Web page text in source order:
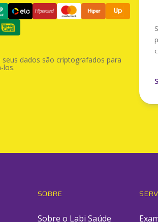
seus dados são criptografados para
los.
SOBRE
Sobre o Labi Saúde